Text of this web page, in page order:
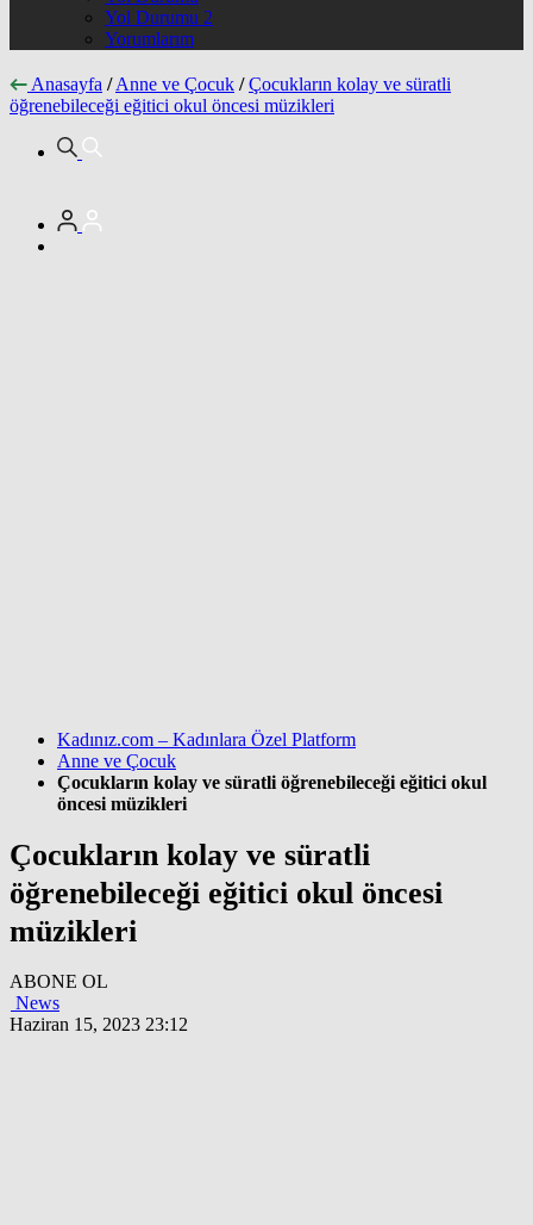
Yol Durumu 2
Yorumlarım
Anasayfa /Anne ve Çocuk / Çocukların kolay ve süratli
öğrenebileceği eğitici okul öncesi müzikleri
Kadınız.com – Kadınlara Özel Platform
Anne ve Çocuk
Çocukların kolay ve süratli öğrenebileceği eğitici okul
öncesi müzikleri
Çocukların kolay ve süratli
öğrenebileceği eğitici okul öncesi
müzikleri
ABONE OL
News
Haziran 15, 2023 23:12